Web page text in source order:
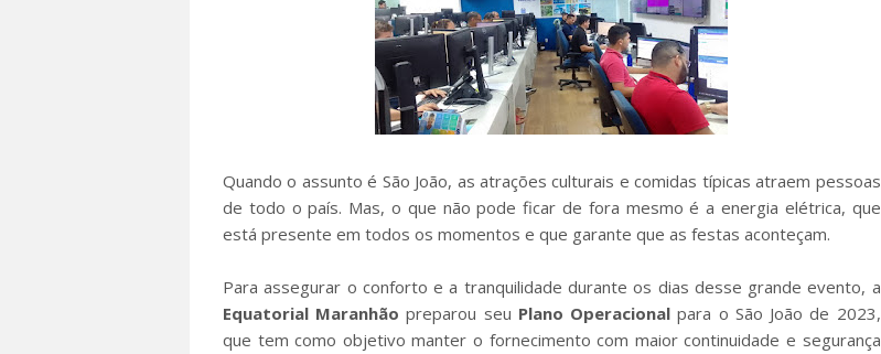
Quando o assunto é São João, as atrações culturais e comidas típicas atraem pessoas
de todo o país. Mas, o que não pode ficar de fora mesmo é a energia elétrica, que
está presente em todos os momentos e que garante que as festas aconteçam.
Para assegurar o conforto e a tranquilidade durante os dias desse grande evento, a
Equatorial Maranhão preparou seu Plano Operacional para o São João de 2023,
que tem como objetivo manter o fornecimento com maior continuidade e segurança